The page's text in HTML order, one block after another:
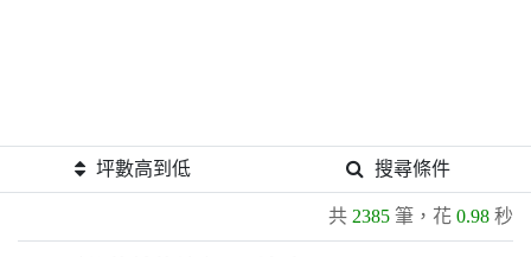
坪數高到低 搜尋條件
共 2385 筆，花 0.98 秒